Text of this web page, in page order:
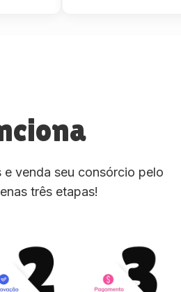
e venda seu consórcio pelo
três etapas!